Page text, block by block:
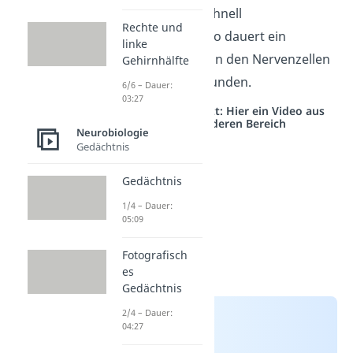
verlaufen sehr schnell
hintereinander. So dauert ein
Aktionspotential in den Nervenzellen
nur ca. 2 Millisekunden.
Studyflix vernetzt: Hier ein Video aus
einem anderen Bereich
Rechte und
linke
Gehirnhälfte
6/6 – Dauer:
03:27
Neurobiologie
Gedächtnis
Gedächtnis
1/4 – Dauer:
05:09
Fotografisch
es
Gedächtnis
2/4 – Dauer:
04:27